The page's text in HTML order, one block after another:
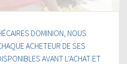
DOMINION, NOUS
ACHETEUR DE SES
AVANT L’ACHAT ET